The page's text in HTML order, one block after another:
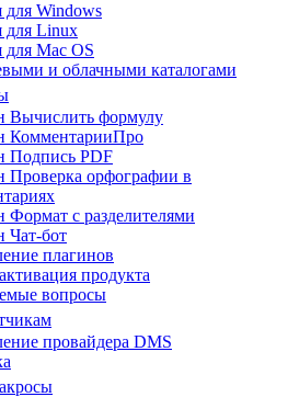
для Windows
для Linux
для Mac OS
и облачными каталогами
Вычислить формулу
КомментарииПро
Подпись PDF
Проверка орфографии в
Формат с разделителями
Чат-бот
плагинов
продукта
вопросы
провайдера DMS